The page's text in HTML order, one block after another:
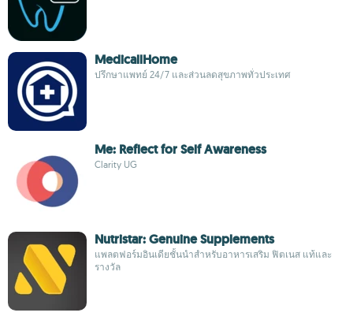
MedicallHome
ปรึกษาแพทย์ 24/7 และส่วนลดสุขภาพทั่วประเทศ
Me: Reflect for Self Awareness
Clarity UG
Nutristar: Genuine Supplements
แพลตฟอร์มอินเดียชั้นนำสำหรับอาหารเสริม ฟิตเนส แท้และ
รางวัล